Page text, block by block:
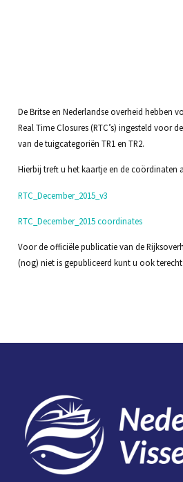
De Britse en Nederlandse overheid hebben
Real Time Closures (RTC’s) ingesteld voor
van de tuigcategoriën TR1 en TR2.
Hierbij treft u het kaartje en de coördinaten
RTC_December_2015_v3
RTC_December_2015 coordinates
Voor de officiële publicatie van de
(nog) niet is gepubliceerd kunt u ook